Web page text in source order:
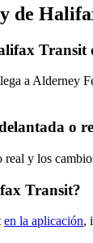
de
Transit
a Alderney
o
real y los
Transit?
en la aplicación,